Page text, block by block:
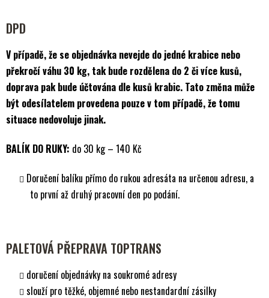
DPD
V případě, že se objednávka nevejde do jedné krabice nebo
překročí váhu 30 kg, tak bude rozdělena do 2 či více kusů,
doprava pak bude účtována dle kusů krabic. Tato změna může
být odesílatelem provedena pouze v tom případě, že tomu
situace nedovoluje jinak.
BALÍK DO RUKY: do 30 kg – 140 Kč
Doručení balíku přímo do rukou adresáta na určenou adresu, a
to první až druhý pracovní den po podání.
PALETOVÁ PŘEPRAVA TOPTRANS
doručení objednávky na soukromé adresy
slouží pro těžké, objemné nebo nestandardní zásilky